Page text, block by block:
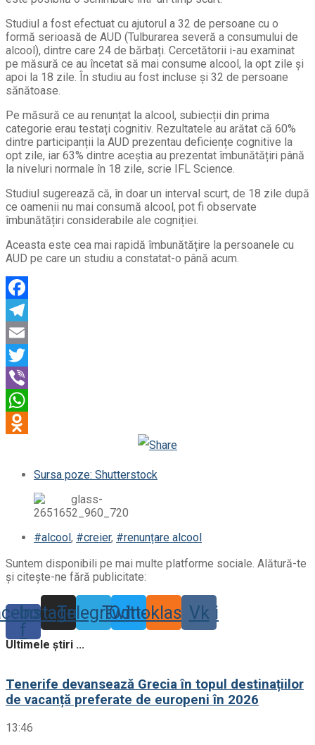
Studiul a fost efectuat cu ajutorul a 32 de persoane cu o
formă serioasă de AUD (Tulburarea severă a consumului de
alcool), dintre care 24 de bărbați. Cercetătorii i-au examinat
pe măsură ce au încetat să mai consume alcool, la opt zile și
apoi la 18 zile. În studiu au fost incluse și 32 de persoane
sănătoase.
Pe măsură ce au renunțat la alcool, subiecții din prima
categorie erau testați cognitiv. Rezultatele au arătat că 60%
dintre participanții la AUD prezentau deficiențe cognitive la
opt zile, iar 63% dintre aceștia au prezentat îmbunătățiri până
la niveluri normale în 18 zile, scrie IFL Science.
Studiul sugerează că, în doar un interval scurt, de 18 zile după
ce oamenii nu mai consumă alcool, pot fi observate
îmbunătățiri considerabile ale cogniției.
Aceasta este cea mai rapidă îmbunătățire la persoanele cu
AUD pe care un studiu a constatat-o până acum.
Odnoklassniki
Sursa poze: Shutterstock
#alcool, #creier, #renunțare alcool
Suntem disponibili pe mai multe platforme sociale. Alătură-te
și citește-ne fără publicitate:
f
Instagram
TelegramTwitter
Odnoklassniki
Vk
Ultimele știri ...
Tenerife devansează Grecia în topul destinațiilor
de vacanță preferate de europeni în 2026
13:46